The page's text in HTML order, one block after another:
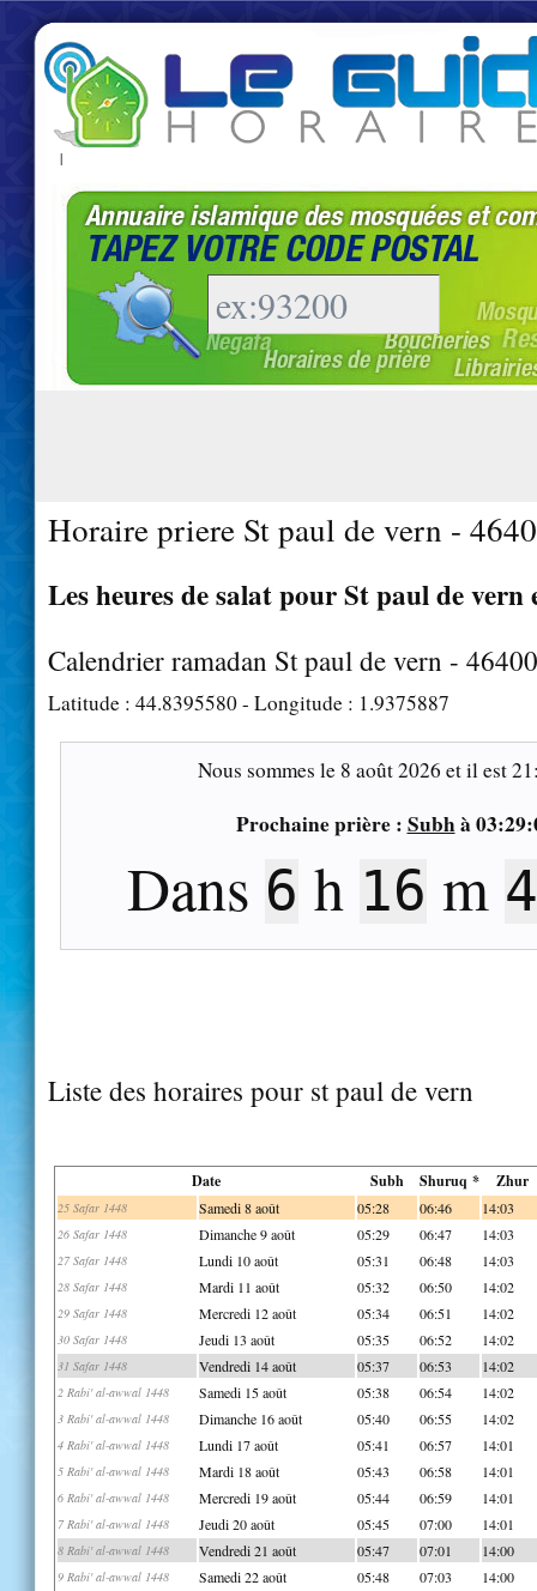
|
Horaire priere St paul de vern -
Les heures de salat pour St paul de vern
Calendrier ramadan St paul de vern - 46400
Latitude : 44.8395580- Longitude : 1.9375887
Nous sommes le 8 août 2026 et il est
Prochaine prière : Subhà
Dans 6 h 16 m
Liste des horaires pour st paul de vern
Date Subh Shuruq * Zhur
25 Safar 1448 Samedi 8 août 05:28 06:46 14:03
26 Safar 1448 Dimanche 9 août 05:29 06:47 14:03
27 Safar 1448 Lundi 10 août 05:31 06:48 14:03
28 Safar 1448 Mardi 11 août 05:32 06:50 14:02
29 Safar 1448 Mercredi 12 août 05:34 06:51 14:02
30 Safar 1448 Jeudi 13 août 05:35 06:52 14:02
31 Safar 1448 Vendredi 14 août 05:37 06:53 14:02
2 Rabi' al-awwal 1448 Samedi 15 août 05:38 06:54 14:02
3 Rabi' al-awwal 1448 Dimanche 16 août 05:40 06:55 14:02
4 Rabi' al-awwal 1448 Lundi 17 août 05:41 06:57 14:01
5 Rabi' al-awwal 1448 Mardi 18 août 05:43 06:58 14:01
6 Rabi' al-awwal 1448 Mercredi 19 août 05:44 06:59 14:01
7 Rabi' al-awwal 1448 Jeudi 20 août 05:45 07:00 14:01
8 Rabi' al-awwal 1448 Vendredi 21 août 05:47 07:01 14:00
9 Rabi' al-awwal 1448 Samedi 22 août 05:48 07:03 14:00